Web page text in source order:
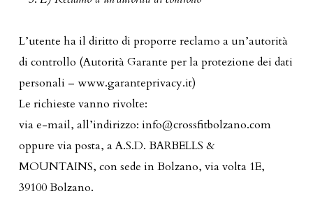
L’utente ha il diritto di proporre reclamo a un’autorità
di controllo (Autorità Garante per la protezione dei dati
personali – www.garanteprivacy.it)
Le richieste vanno rivolte:
via e-mail, all’indirizzo: info@crossfitbolzano.com
oppure via posta, a A.S.D. BARBELLS &
MOUNTAINS, con sede in Bolzano, via volta 1E,
39100 Bolzano.